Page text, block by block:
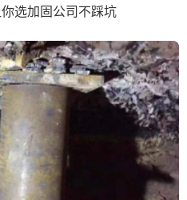
选加固公司不踩坑